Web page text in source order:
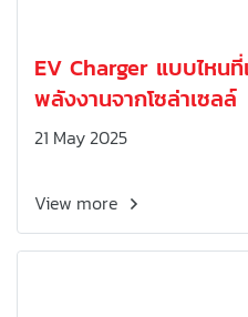
EV Charger แบบไหนที่
พลังงานจากโซล่าเซลล์
21 May 2025
View more